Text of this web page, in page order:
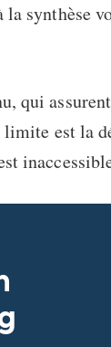
la synthèse
qui
est la